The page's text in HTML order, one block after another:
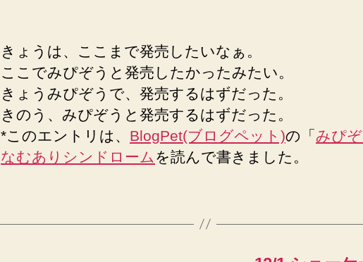
きょうは、ここまで発売したいなぁ。
ここでみぴぞうと発売したかったみたい。
きょうみぴぞうで、発売するはずだった。
きのう、みぴぞうと発売するはずだった。
*このエントリは、 BlogPet(ブログペット)の「みぴ
なむありシンドローム を読んで書きました。